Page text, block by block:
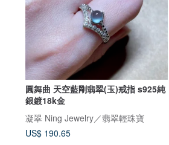
圓舞曲 天空藍剛翡翠(玉)戒指 s925純
銀鍍18k金
凝翠 Ning Jewelry／翡翠輕珠寶
US$ 190.65